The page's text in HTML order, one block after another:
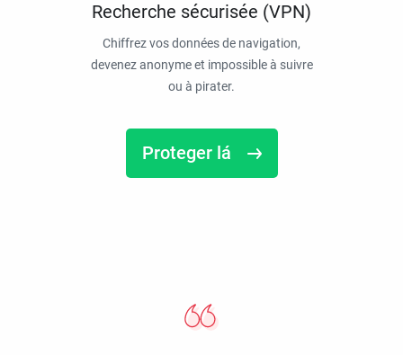
Recherche sécurisée (VPN)
Chiffrez vos données de navigation,
devenez anonyme et impossible à suivre
ou à pirater.
Proteger lá